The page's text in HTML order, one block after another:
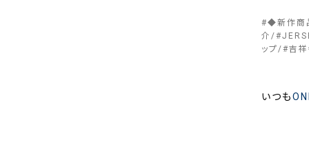
#◆新作商
介
#
ップ
#吉
いつも